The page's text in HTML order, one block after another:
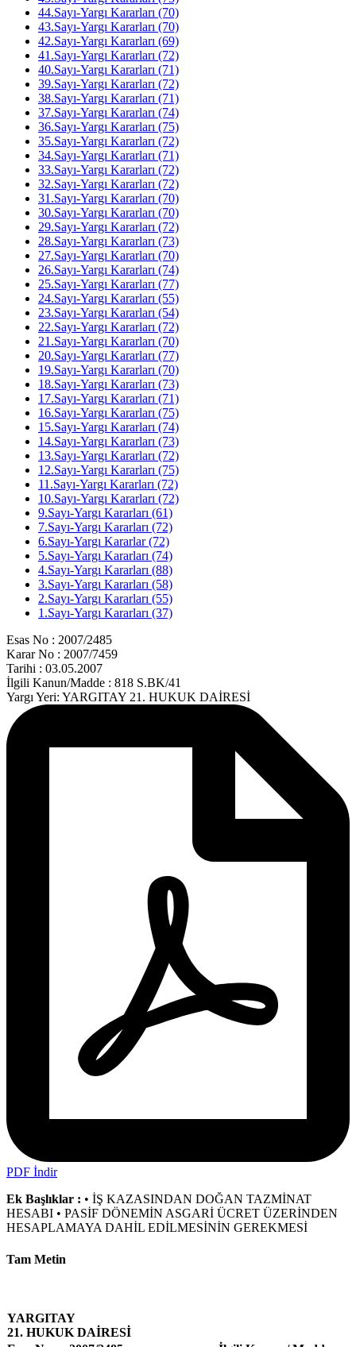
44.Sayı-Yargı Kararları (70)
43.Sayı-Yargı Kararları (70)
42.Sayı-Yargı Kararları (69)
41.Sayı-Yargı Kararları (72)
40.Sayı-Yargı Kararları (71)
39.Sayı-Yargı Kararları (72)
38.Sayı-Yargı Kararları (71)
37.Sayı-Yargı Kararları (74)
36.Sayı-Yargı Kararları (75)
35.Sayı-Yargı Kararları (72)
34.Sayı-Yargı Kararları (71)
33.Sayı-Yargı Kararları (72)
32.Sayı-Yargı Kararları (72)
31.Sayı-Yargı Kararları (70)
30.Sayı-Yargı Kararları (70)
29.Sayı-Yargı Kararları (72)
28.Sayı-Yargı Kararları (73)
27.Sayı-Yargı Kararları (70)
26.Sayı-Yargı Kararları (74)
25.Sayı-Yargı Kararları (77)
24.Sayı-Yargı Kararları (55)
23.Sayı-Yargı Kararları (54)
22.Sayı-Yargı Kararları (72)
21.Sayı-Yargı Kararları (70)
20.Sayı-Yargı Kararları (77)
19.Sayı-Yargı Kararları (70)
18.Sayı-Yargı Kararları (73)
17.Sayı-Yargı Kararları (71)
16.Sayı-Yargı Kararları (75)
15.Sayı-Yargı Kararları (74)
14.Sayı-Yargı Kararları (73)
13.Sayı-Yargı Kararları (72)
12.Sayı-Yargı Kararları (75)
11.Sayı-Yargı Kararları (72)
10.Sayı-Yargı Kararları (72)
9.Sayı-Yargı Kararları (61)
7.Sayı-Yargı Kararları (72)
6.Sayı-Yargı Kararlar (72)
5.Sayı-Yargı Kararları (74)
4.Sayı-Yargı Kararları (88)
3.Sayı-Yargı Kararları (58)
2.Sayı-Yargı Kararları (55)
1.Sayı-Yargı Kararları (37)
Esas No : 2007/2485
Karar No : 2007/7459
Tarihi : 03.05.2007
İlgili Kanun/Madde : 818 S.BK/41
Yargı Yeri: YARGITAY 21. HUKUK DAİRESİ
PDF İndir
Ek Başlıklar : • İŞ KAZASINDAN DOĞAN TAZMİNAT
HESABI • PASİF DÖNEMİN ASGARİ ÜCRET ÜZERİNDEN
HESAPLAMAYA DAHİL EDİLMESİNİN GEREKMESİ
Tam Metin
YARGITAY
21. HUKUK DAİRESİ